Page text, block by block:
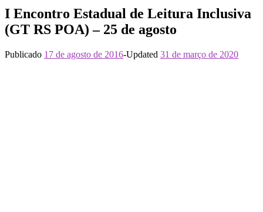
I Encontro Estadual de Leitura Inclusiva
(GT RS POA) – 25 de agosto
Publicado 17 de agosto de 2016-Updated 31 de março de 2020